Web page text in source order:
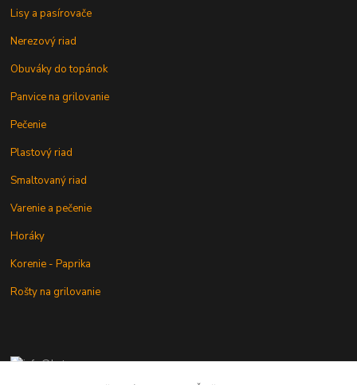
Lisy a pasírovače
Nerezový riad
Obuváky do topánok
Panvice na grilovanie
Pečenie
Plastový riad
Smaltovaný riad
Varenie a pečenie
Horáky
Korenie - Paprika
Rošty na grilovanie
+421 902 212 007